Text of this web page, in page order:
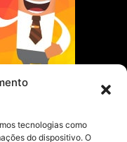
tecnologias como
do dispositivo. O